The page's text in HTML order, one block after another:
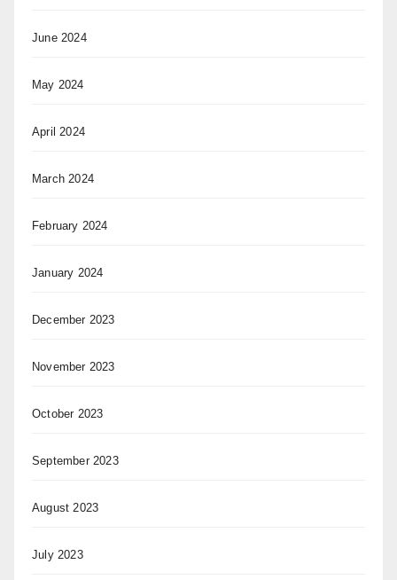
June 2024
May 2024
April 2024
March 2024
February 2024
January 2024
December 2023
November 2023
October 2023
September 2023
August 2023
July 2023